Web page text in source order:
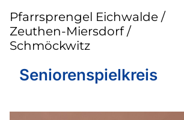
Pfarrsprengel Eichwalde /
Zeuthen-Miersdorf /
Schmöckwitz
Seniorenspielkreis